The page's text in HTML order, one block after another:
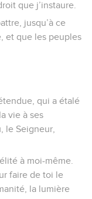
que j’instaure.
jusqu’à ce
et que les peuples
qui a étalé
vie à ses
le Seigneur,
à moi-même.
faire de toi le
la lumière